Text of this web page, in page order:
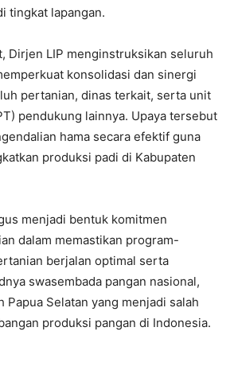
tingkat lapangan.
Dirjen LIP menginstruksikan seluruh
konsolidasi dan sinergi
pertanian, dinas terkait, serta unit
pendukung lainnya. Upaya tersebut
hama secara efektif guna
produksi padi di Kabupaten
menjadi bentuk komitmen
dalam memastikan program-
berjalan optimal serta
swasembada pangan nasional,
Papua Selatan yang menjadi salah
produksi pangan di Indonesia.